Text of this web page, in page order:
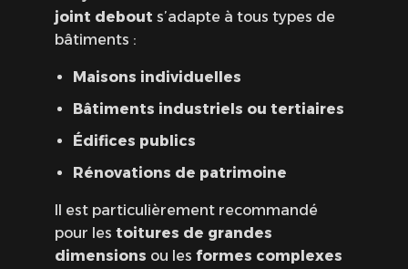
joint debout s’adapte à tous types de
bâtiments :
Maisons individuelles
Bâtiments industriels ou tertiaires
Édifices publics
Rénovations de patrimoine
Il est particulièrement recommandé
pour les toitures de grandes
dimensions ou les formes complexes